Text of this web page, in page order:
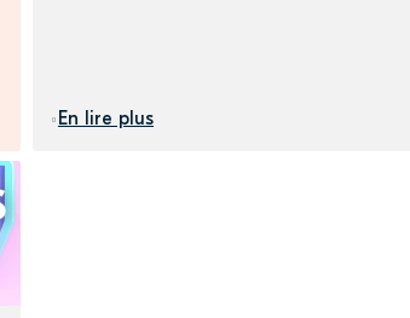
En lire plus